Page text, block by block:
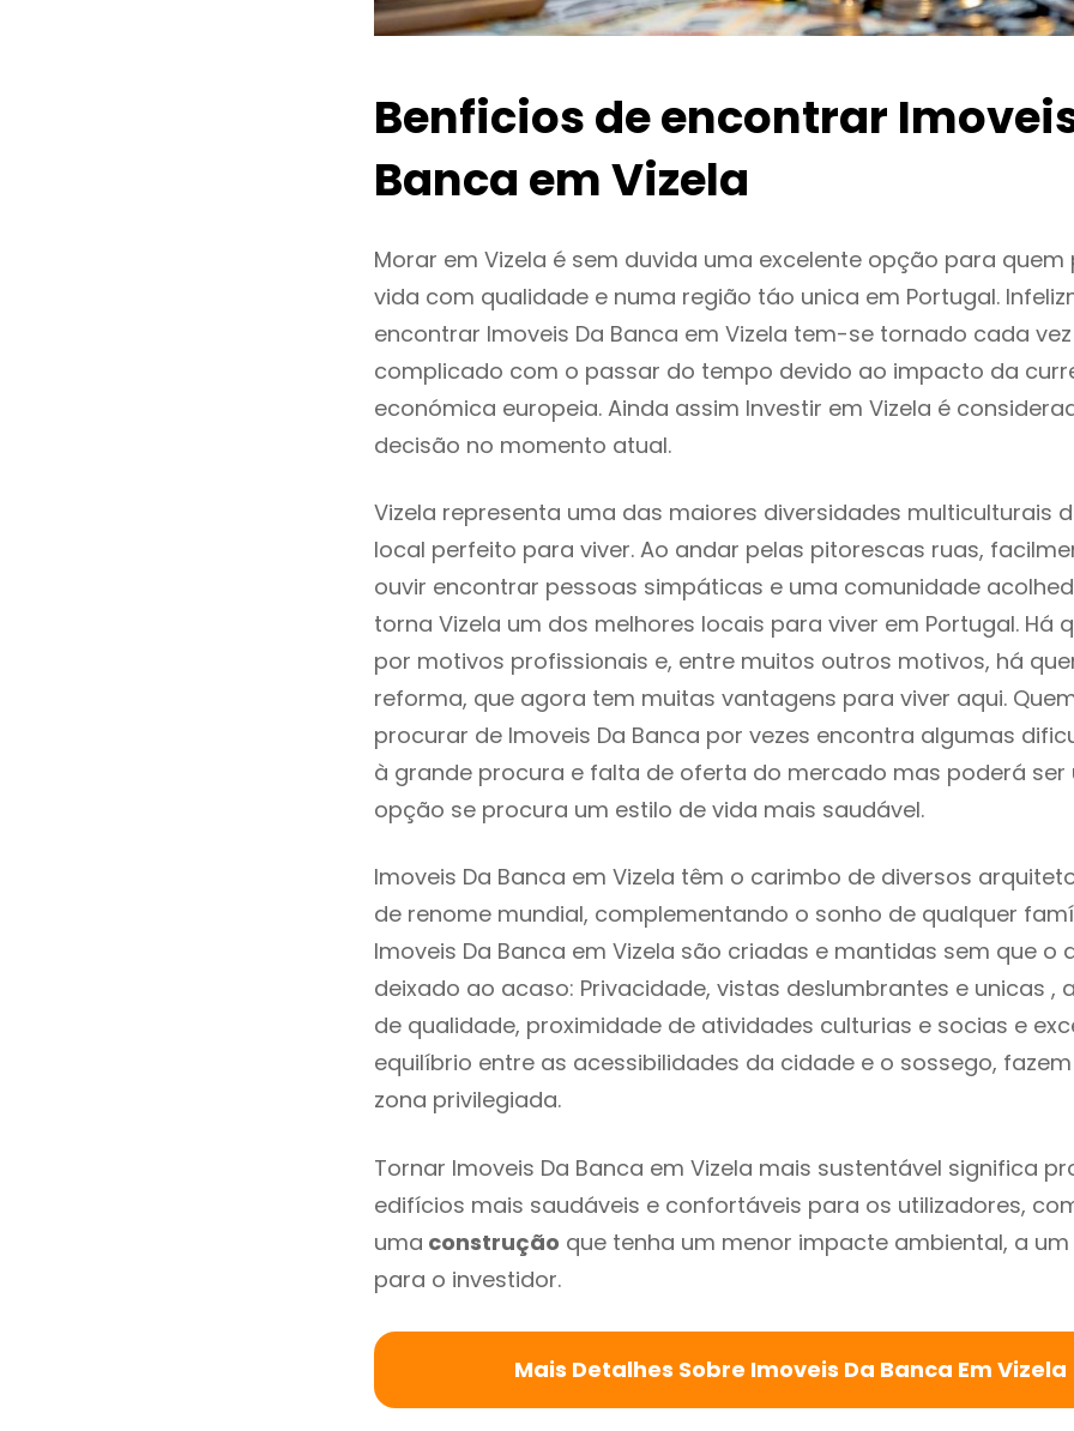
Benficios de encontrar
Banca em Vizela
Morar em Vizela é sem duvida uma excelente opção para
vida com qualidade e numa região táo unica em Portugal.
encontrar Imoveis Da Banca em Vizela tem-se tornado cada
complicado com o passar do tempo devido ao impacto da
económica europeia. Ainda assim Investir em Vizela é
decisão no momento atual.
Vizela representa uma das maiores diversidades multiculturais
local perfeito para viver. Ao andar pelas pitorescas ruas,
ouvir encontrar pessoas simpáticas e uma comunidade
torna Vizela um dos melhores locais para viver em Portugal. Há
por motivos profissionais e, entre muitos outros motivos, há
reforma, que agora tem muitas vantagens para viver aqui.
procurar de Imoveis Da Banca por vezes encontra algumas
à grande procura e falta de oferta do mercado mas poderá ser
opção se procura um estilo de vida mais saudável.
Imoveis Da Banca em Vizela têm o carimbo de diversos
de renome mundial, complementando o sonho de qualquer
Imoveis Da Banca em Vizela são criadas e mantidas sem que o
deixado ao acaso: Privacidade, vistas deslumbrantes e unicas ,
de qualidade, proximidade de atividades culturias e socias e
equilíbrio entre as acessibilidades da cidade e o sossego,
zona privilegiada.
Tornar Imoveis Da Banca em Vizela mais sustentável significa
edifícios mais saudáveis e confortáveis para os utilizadores,
uma construção que tenha um menor impacte ambiental, a
para o investidor.
Mais Detalhes Sobre Imoveis Da Banca Em Vizela